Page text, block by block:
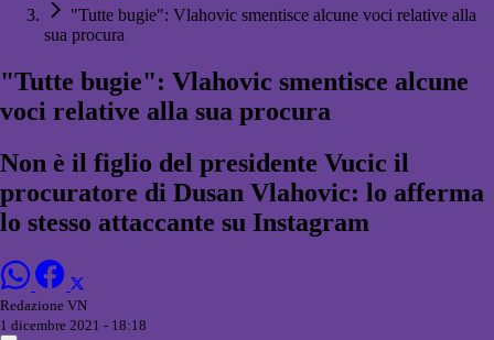
"Tutte bugie": Vlahovic smentisce alcune voci relative alla
sua procura
"Tutte bugie": Vlahovic smentisce alcune
voci relative alla sua procura
Non è il figlio del presidente Vucic il
procuratore di Dusan Vlahovic: lo afferma
lo stesso attaccante su Instagram
Redazione VN
1 dicembre 2021 - 18:18